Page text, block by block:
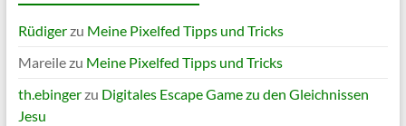
Rüdigerzu Meine Pixelfed Tipps und Tricks
Mareilezu Meine Pixelfed Tipps und Tricks
th.ebingerzu Digitales Escape Game zu den Gleichnissen
Jesu